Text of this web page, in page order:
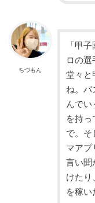
ちづもん
「甲
ロの選
堂々と
ね。バ
んで
を持
で。そ
マアプ
言い聞
けたり
を稼